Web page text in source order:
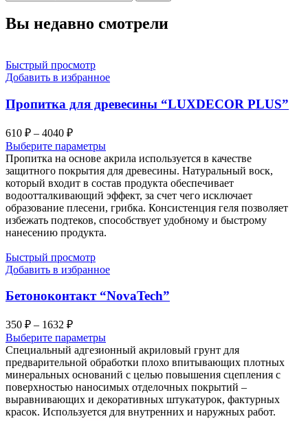
Вы недавно смотрели
Быстрый просмотр
Добавить в избранное
Пропитка для древесины “LUXDECOR PLUS”
610 ₽ – 4040 ₽Диапазон
цен:
610 ₽
–
4040 ₽
Выберите параметры
Пропитка на основе акрила используется в качестве
защитного покрытия для древесины. Натуральный воск,
который входит в состав продукта обеспечивает
водоотталкивающий эффект, за счет чего исключает
образование плесени, грибка. Консистенция геля позволяет
избежать подтеков, способствует удобному и быстрому
нанесению продукта.
Быстрый просмотр
Добавить в избранное
Бетоноконтакт “NovaTech”
350 ₽ – 1632 ₽Диапазон
цен:
350 ₽
–
1632 ₽
Выберите параметры
Специальный адгезионный акриловый грунт для
предварительной обработки плохо впитывающих плотных
минеральных оснований с целью повышения сцепления с
поверхностью наносимых отделочных покрытий –
выравнивающих и декоративных штукатурок, фактурных
красок. Используется для внутренних и наружных работ.